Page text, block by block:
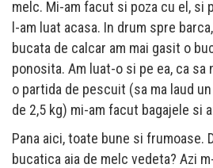
melc. Mi-am facut si poza cu el, si
l-am luat acasa. In drum spre
bucata de calcar am mai gasit o
ponosita. Am luat-o si pe ea, ca sa
o partida de pescuit (sa ma laud
de 2,5 kg) mi-am facut bagajele si
Pana aici, toate bune si frumoase.
bucatica aia de melc vedeta? Azi